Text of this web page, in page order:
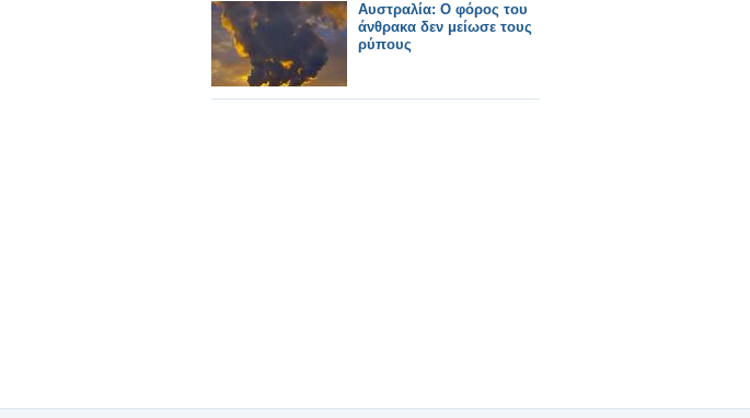
Αυστραλία: Ο φόρος του
άνθρακα δεν μείωσε τους
ρύπους